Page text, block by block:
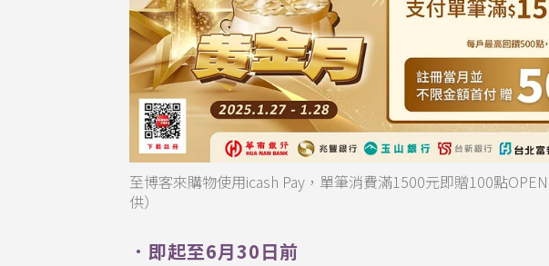
至博客來購物使用icash Pay，單筆消費滿1500元即贈100點
供）
．即起至6月30日前